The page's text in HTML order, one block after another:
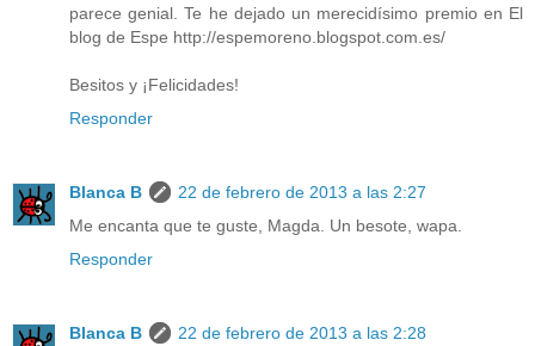
parece genial. Te he dejado un merecidísimo premio en El
blog de Espe http://espemoreno.blogspot.com.es/
Besitos y ¡Felicidades!
Responder
Blanca B
22 de febrero de 2013 a las 2:27
Me encanta que te guste, Magda. Un besote, wapa.
Responder
Blanca B
22 de febrero de 2013 a las 2:28